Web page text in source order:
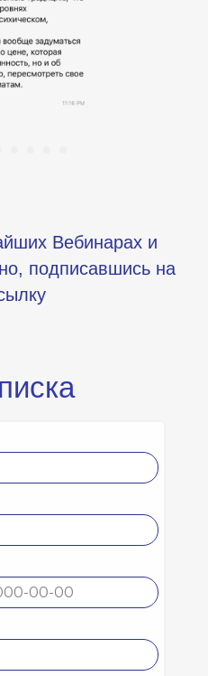
Вебинарах и
подписавшись на